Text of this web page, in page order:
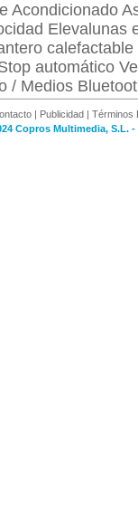
Acondicionado
Elevalunas
automático
/ Medios
| Publicidad | Términos
Copros Multimedia, S.L.